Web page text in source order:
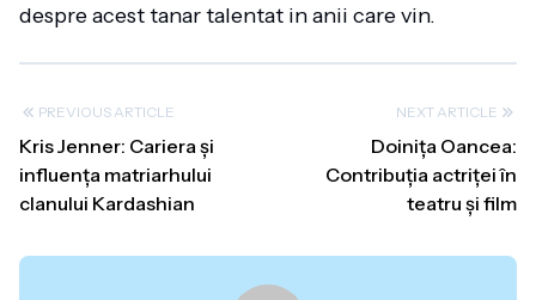
despre acest tanar talentat in anii care vin.
PREVIOUS ARTICLE
Kris Jenner: Cariera și
influența matriarhului
clanului Kardashian
NEXT ARTICLE
Doinița Oancea:
Contribuția actriței în
teatru și film